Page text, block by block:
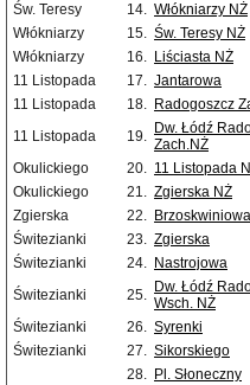
Św. Teresy
14. Włókniarzy NŻ
Włókniarzy
15. Św. Teresy NŻ
Włókniarzy
16. Liściasta NŻ
11 Listopada
17. Jantarowa
11 Listopada
18. Radogoszcz
11 Listopada
19. Dw. Łódź
Zach.NŻ
Okulickiego
20. 11 Listopada
Okulickiego
21. Zgierska NŻ
Zgierska
22.
Świtezianki
23. Zgierska
Świtezianki
24. Nastrojowa
Świtezianki
25. Dw. Łódź
Wsch. NŻ
Świtezianki 26. Syrenki
Świtezianki
27. Sikorskiego
28. Pl. Słoneczny